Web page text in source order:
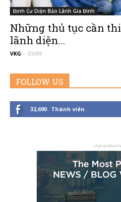
–
Định Cư Diện Bảo Lãnh Gia Đình
Những thủ tục cần
lãnh diện...
VKG - 03/09
FOLLOW US
32,690 Thành viên
-